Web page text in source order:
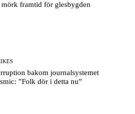
mörk framtid för glesbygden
bakom journalsystemet
”Folk dör i detta nu”